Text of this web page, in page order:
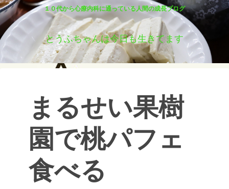
１０代から心療内科に通っている人間の成長ブログ
とうふちゃんは今日も生きてます
まるせい果樹
園で桃パフェ
食べる